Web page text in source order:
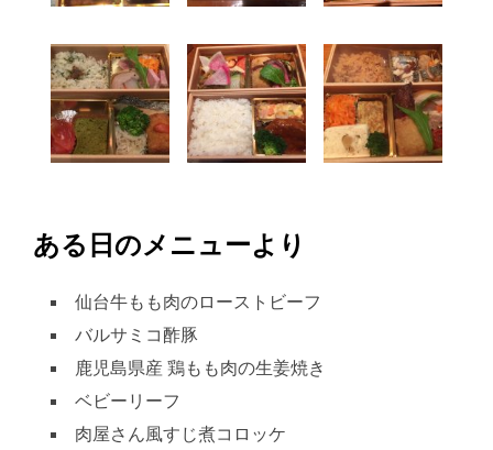
ある日のメニューより
仙台牛もも肉のローストビーフ
バルサミコ酢豚
鹿児島県産 鶏もも肉の生姜焼き
ベビーリーフ
肉屋さん風すじ煮コロッケ